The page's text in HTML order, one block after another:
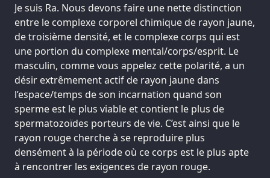
Je suis Ra. Nous devons faire une nette distinction
entre le complexe corporel chimique de rayon jaune,
de troisième densité, et le complexe corps qui est
une portion du complexe mental/corps/esprit. Le
masculin, comme vous appelez cette polarité, a un
désir extrêmement actif de rayon jaune dans
l’espace/temps de son incarnation quand son
sperme est le plus viable et contient le plus de
spermatozoïdes porteurs de vie. C’est ainsi que le
rayon rouge cherche à se reproduire plus
densément à la période où ce corps est le plus apte
à rencontrer les exigences de rayon rouge.